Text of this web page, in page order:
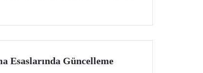
başsağlığı diliyoruz. Milletimizin
Esaslarında Güncelleme